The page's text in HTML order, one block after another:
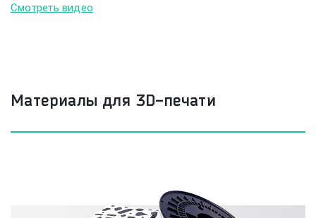
Смотреть видео
Материалы для 3D-печати